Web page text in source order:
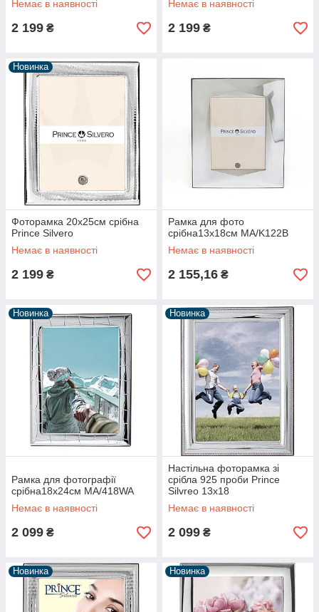
Немає в наявності
2 199 ₴
Немає в наявності
2 199 ₴
Новинка
Фоторамка 20х25см срібна
Prince Silvero
Немає в наявності
2 199 ₴
Рамка для фото
срібна13x18см MA/K122B
Немає в наявності
2 155,16 ₴
Новинка
Рамка для фотографії
срібна18x24см MA/418WA
Немає в наявності
2 099 ₴
Новинка
Настільна фоторамка зі
срібла 925 проби Prince
Silvreo 13x18
Немає в наявності
2 099 ₴
Новинка Новинка